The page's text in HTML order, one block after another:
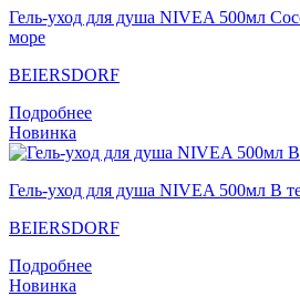
Гель-уход для душа NIVEA 500мл
море
BEIERSDORF
Подробнее
Новинка
Гель-уход для душа NIVEA 500мл В
BEIERSDORF
Подробнее
Новинка